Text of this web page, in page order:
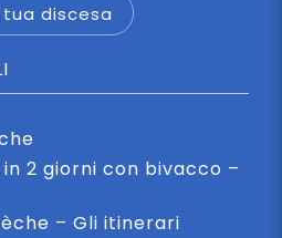
discesa
2 giorni con bivacco –
– Gli itinerari